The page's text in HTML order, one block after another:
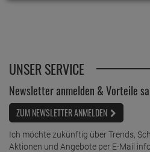
UNSER SERVICE
Newsletter anmelden & Vorteile
ZUM NEWSLETTER ANMELDEN
Ich möchte zukünftig über Trends,
Aktionen und Angebote per E-Mail